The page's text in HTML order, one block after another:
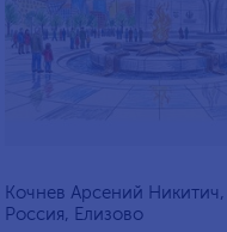
Кочнев Арсений Никитич,
Россия, Елизово